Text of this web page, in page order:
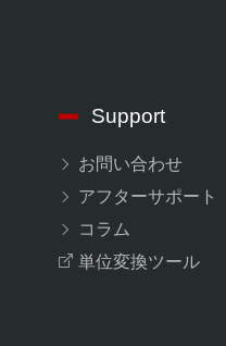
Support
お問い合わせ
アフターサポート
コラム
単位変換ツール